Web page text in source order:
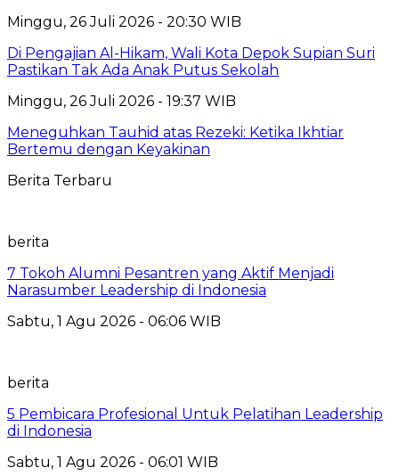
Minggu, 26 Juli 2026 - 20:30 WIB
Di Pengajian Al-Hikam, Wali Kota Depok Supian Suri
Pastikan Tak Ada Anak Putus Sekolah
Minggu, 26 Juli 2026 - 19:37 WIB
Meneguhkan Tauhid atas Rezeki: Ketika Ikhtiar
Bertemu dengan Keyakinan
Berita Terbaru
berita
7 Tokoh Alumni Pesantren yang Aktif Menjadi
Narasumber Leadership di Indonesia
Sabtu, 1 Agu 2026 - 06:06 WIB
berita
5 Pembicara Profesional Untuk Pelatihan Leadership
di Indonesia
Sabtu, 1 Agu 2026 - 06:01 WIB